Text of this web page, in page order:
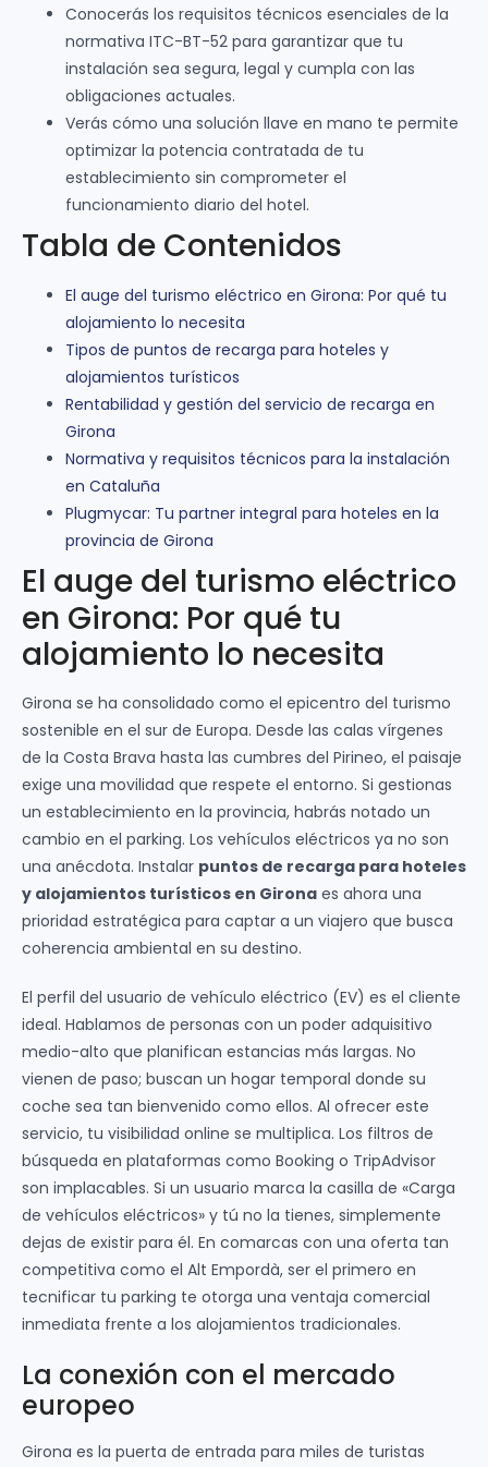
Conocerás los requisitos técnicos esenciales de la
normativa ITC-BT-52 para garantizar que tu
instalación sea segura, legal y cumpla con las
obligaciones actuales.
Verás cómo una solución llave en mano te permite
optimizar la potencia contratada de tu
establecimiento sin comprometer el
funcionamiento diario del hotel.
Tabla de Contenidos
El auge del turismo eléctrico en Girona: Por qué tu
alojamiento lo necesita
Tipos de puntos de recarga para hoteles y
alojamientos turísticos
Rentabilidad y gestión del servicio de recarga en
Girona
Normativa y requisitos técnicos para la instalación
en Cataluña
Plugmycar: Tu partner integral para hoteles en la
provincia de Girona
El auge del turismo eléctrico
en Girona: Por qué tu
alojamiento lo necesita
Girona se ha consolidado como el epicentro del turismo
sostenible en el sur de Europa. Desde las calas vírgenes
de la Costa Brava hasta las cumbres del Pirineo, el paisaje
exige una movilidad que respete el entorno. Si gestionas
un establecimiento en la provincia, habrás notado un
cambio en el parking. Los vehículos eléctricos ya no son
una anécdota. Instalar puntos de recarga para hoteles
y alojamientos turísticos en Girona es ahora una
prioridad estratégica para captar a un viajero que busca
coherencia ambiental en su destino.
El perfil del usuario de vehículo eléctrico (EV) es el cliente
ideal. Hablamos de personas con un poder adquisitivo
medio-alto que planifican estancias más largas. No
vienen de paso; buscan un hogar temporal donde su
coche sea tan bienvenido como ellos. Al ofrecer este
servicio, tu visibilidad online se multiplica. Los filtros de
búsqueda en plataformas como Booking o TripAdvisor
son implacables. Si un usuario marca la casilla de «Carga
de vehículos eléctricos» y tú no la tienes, simplemente
dejas de existir para él. En comarcas con una oferta tan
competitiva como el Alt Empordà, ser el primero en
tecnificar tu parking te otorga una ventaja comercial
inmediata frente a los alojamientos tradicionales.
La conexión con el mercado
europeo
Girona es la puerta de entrada para miles de turistas